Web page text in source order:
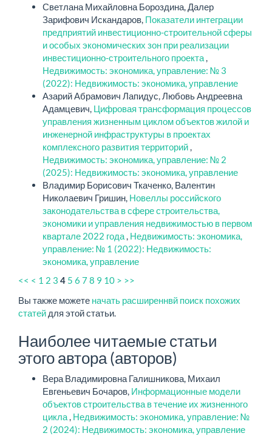
Светлана Михайловна Бороздина, Далер
Зарифович Искандаров, Показатели интеграции
предприятий инвестиционно-строительной сферы
и особых экономических зон при реализации
инвестиционно-строительного проекта
Недвижимость: экономика, управление: № 3
(2022): Недвижимость: экономика, управление
Азарий Абрамович Лапидус, Любовь Андреевна
Адамцевич, Цифровая трансформация процессов
управления жизненным циклом объектов жилой и
инженерной инфраструктуры в проектах
комплексного развития территорий
Недвижимость: экономика, управление: № 2
(2025): Недвижимость: экономика, управление
Владимир Борисович Ткаченко, Валентин
Николаевич Гришин, Новеллы российского
законодательства в сфере строительства,
экономики и управления недвижимостью в первом
квартале 2022 года Недвижимость: экономика,
управление: № 1 (2022): Недвижимость:
экономика, управление
<< < 1 2 3 4 5 6 78 9 10 > >>
Вы также можете начать расширеннвй поиск похожих
статей для этой статьи.
Наиболее читаемые статьи
этого автора (авторов)
Вера Владимировна Галишникова, Михаил
Евгеньевич Бочаров, Информационные модели
объектов строительства в течение их жизненного
цикла, Недвижимость: экономика, управление: №
2 (2024): Недвижимость: экономика, управление